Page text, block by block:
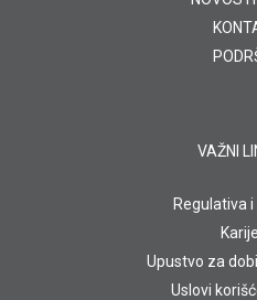
VAŽNI
Regulativa
Upustvo za
Uslovi